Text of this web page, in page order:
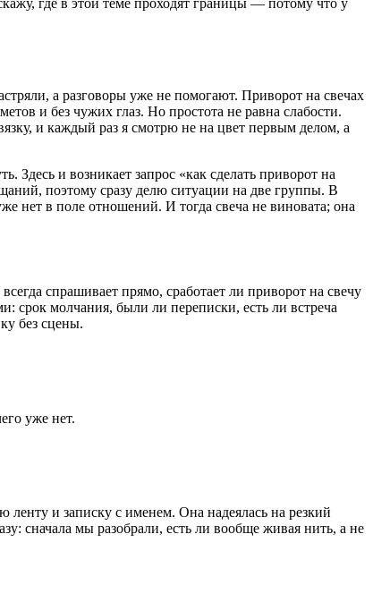
а разговоры уже не помогают. Приворот на свечах
и без чужих глаз. Но простота не равна слабости.
и каждый раз я смотрю не на цвет первым делом, а
и возникает запрос «как сделать приворот на
поэтому сразу делю ситуации на две группы. В
нет в поле отношений. И тогда свеча не виновата; она
спрашивает прямо, сработает ли приворот на свечу
срок молчания, были ли переписки, есть ли встреча
без сцены.
уже нет.
и записку с именем. Она надеялась на резкий
сначала мы разобрали, есть ли вообще живая нить, а не